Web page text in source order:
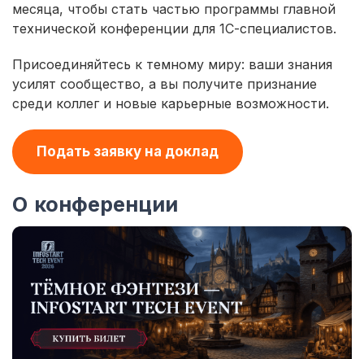
месяца, чтобы стать частью программы главной
технической конференции для 1С-специалистов.
Присоединяйтесь к темному миру: ваши знания
усилят сообщество, а вы получите признание
среди коллег и новые карьерные возможности.
Подать заявку на доклад
О конференции